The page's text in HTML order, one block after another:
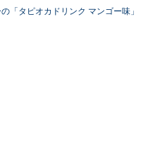
「タピオカドリンク マンゴー味」